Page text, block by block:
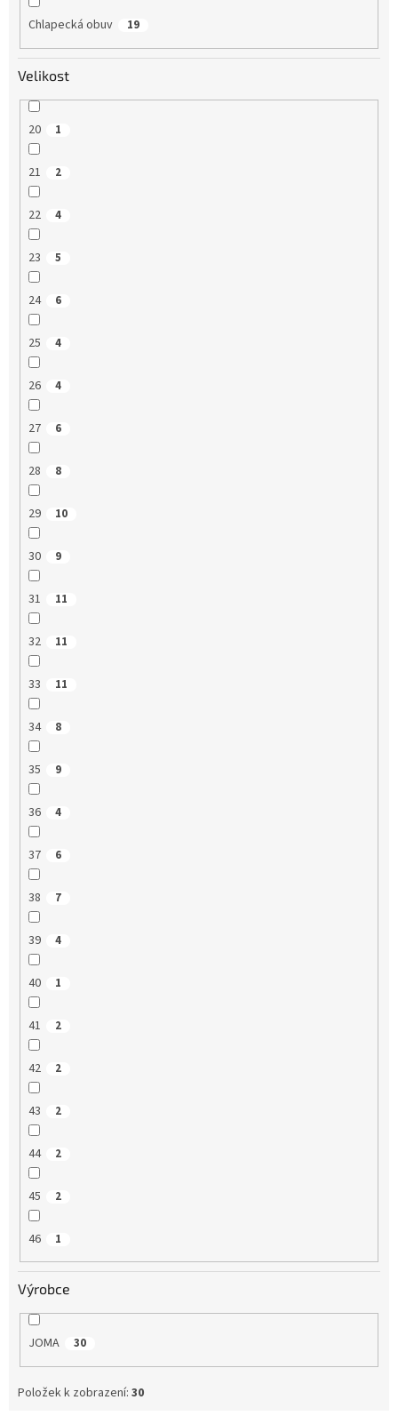
Chlapecká obuv 19
Velikost
20 1
21 2
22 4
23 5
24 6
25 4
26 4
27 6
28 8
29 10
30 9
31 11
32 11
33 11
34 8
35 9
36 4
37 6
38 7
39 4
40 1
41 2
42 2
43 2
44 2
45 2
46 1
Výrobce
JOMA 30
Položek k zobrazení: 30